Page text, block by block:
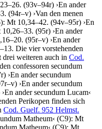
(93v–94r) ›En ander
(94r–v) ›Van den menen
Mt 10,34–42. (94v–95r) ›En
(95r) ›En ander
(95r–v) ›En ander
Die vier vorstehenden
drei weiteren auch in Cod.
confessoren secundum
›En ander secundum
›En ander secundum
›En ander secundum Lucam‹
Perikopen finden sich
Cod. Guelf. 952 Helmst.
Matheum‹ (C9): Mt
Matheum‹ (C9): Mt